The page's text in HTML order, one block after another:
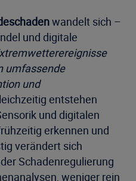
wandelt sich –
und digitale
umfassende
und
entstehen
und digitalen
erkennen und
verändert sich
Schadenregulierung
weniger rein